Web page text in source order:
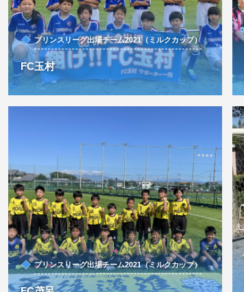
プリンスリーグ出場チーム2021（ミルクカップ）
FC玉村
プリンスリーグ出場チーム2021（ミルクカップ）